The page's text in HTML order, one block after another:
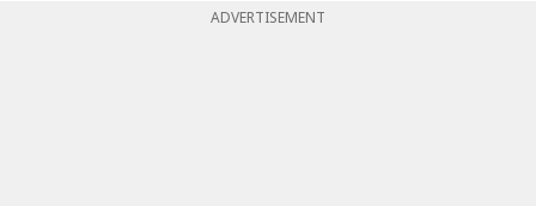
ADVERTISEMENT